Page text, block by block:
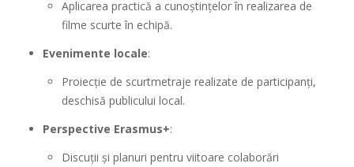
Aplicarea practică a cunoștințelor în realizarea de
filme scurte în echipă.
Evenimente locale:
Proiecție de scurtmetraje realizate de participanți,
deschisă publicului local.
Perspective Erasmus+:
Discuții și planuri pentru viitoare colaborări